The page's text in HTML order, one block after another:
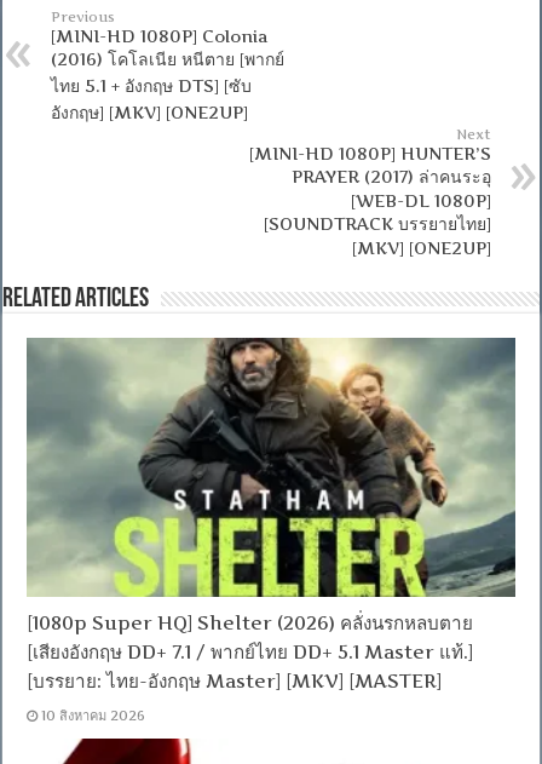
Previous
[MINI-HD 1080P] Colonia
(2016) โคโลเนีย หนีตาย [พากย์
ไทย 5.1 + อังกฤษ DTS] [ซับ
อังกฤษ] [MKV] [ONE2UP]
Next
[MINI-HD 1080P] HUNTER’S
PRAYER (2017) ล่าคนระอุ
[WEB-DL 1080P]
[SOUNDTRACK บรรยายไทย]
[MKV] [ONE2UP]
Related Articles
[1080p Super HQ] Shelter (2026) คลั่งนรกหลบตาย
[เสียงอังกฤษ DD+ 7.1 / พากย์ไทย DD+ 5.1 Master แท้.]
[บรรยาย: ไทย-อังกฤษ Master] [MKV] [MASTER]
10 สิงหาคม 2026